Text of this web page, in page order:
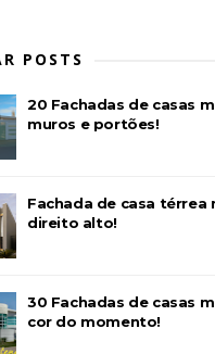
POSTS
20 Fachadas de casas
muros e portões!
Fachada de casa térrea
direito alto!
30 Fachadas de casas
cor do momento!